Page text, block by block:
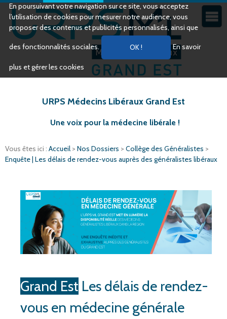
En poursuivant votre navigation sur ce site, vous acceptez
l’utilisation de cookies pour mesurer notre audience, vous
proposer des contenus et publicités personnalisés, ainsi que
des fonctionnalités sociales. En savoir
plus et gérer les cookies
URPS Médecins Libéraux Grand Est
Une voix pour la médecine libérale !
Vous êtes ici : Accueil > Nos Dossiers > Collège des Généralistes >
Enquête | Les délais de rendez-vous auprès des généralistes libéraux
Grand Est Les délais de rendez-
vous en médecine générale